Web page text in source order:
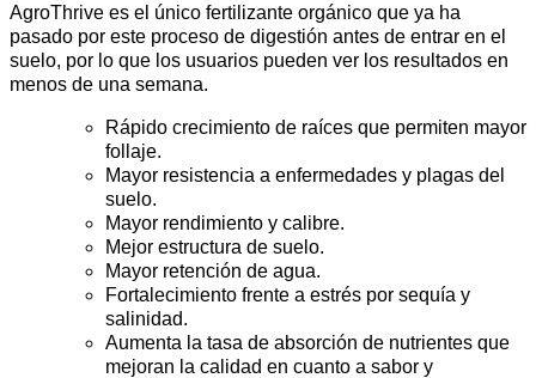
AgroThrive es el único fertilizante orgánico que ya ha
pasado por este proceso de digestión antes de entrar en el
suelo, por lo que los usuarios pueden ver los resultados en
menos de una semana.
Rápido crecimiento de raíces que permiten mayor
follaje.
Mayor resistencia a enfermedades y plagas del
suelo.
Mayor rendimiento y calibre.
Mejor estructura de suelo.
Mayor retención de agua.
Fortalecimiento frente a estrés por sequía y
salinidad.
Aumenta la tasa de absorción de nutrientes que
mejoran la calidad en cuanto a sabor y